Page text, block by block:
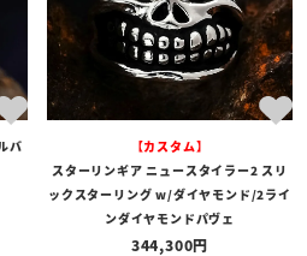
バ
【カスタム】
スターリンギア ニュースタイラー2 スリ
ックスターリング w/ダイヤモンド/2ライ
ンダイヤモンドパヴェ
344,300